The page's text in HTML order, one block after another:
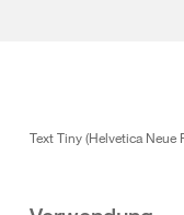
Text Tiny (Helvetica